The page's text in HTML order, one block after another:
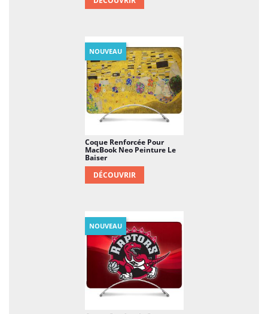
Coque Renforcée Pour
MacBook Neo Peinture Le
Baiser
DÉCOUVRIR
NOUVEAU
NOUVEAU